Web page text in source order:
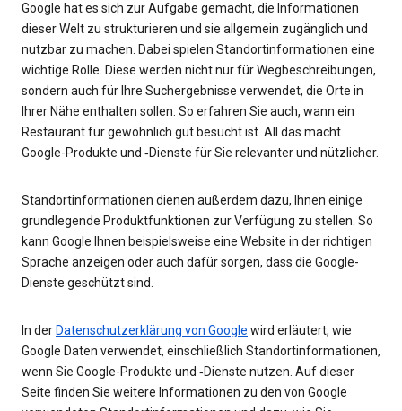
Google hat es sich zur Aufgabe gemacht, die Informationen
dieser Welt zu strukturieren und sie allgemein zugänglich und
nutzbar zu machen. Dabei spielen Standortinformationen eine
wichtige Rolle. Diese werden nicht nur für Wegbeschreibungen,
sondern auch für Ihre Suchergebnisse verwendet, die Orte in
Ihrer Nähe enthalten sollen. So erfahren Sie auch, wann ein
Restaurant für gewöhnlich gut besucht ist. All das macht
Google-Produkte und ‑Dienste für Sie relevanter und nützlicher.
Standortinformationen dienen außerdem dazu, Ihnen einige
grundlegende Produktfunktionen zur Verfügung zu stellen. So
kann Google Ihnen beispielsweise eine Website in der richtigen
Sprache anzeigen oder auch dafür sorgen, dass die Google-
Dienste geschützt sind.
In der Datenschutzerklärung von Google wird erläutert, wie
Google Daten verwendet, einschließlich Standortinformationen,
wenn Sie Google-Produkte und ‑Dienste nutzen. Auf dieser
Seite finden Sie weitere Informationen zu den von Google